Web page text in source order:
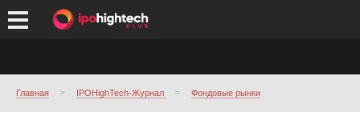
Главная IPOHighTech-Журнал Фондовые рынки